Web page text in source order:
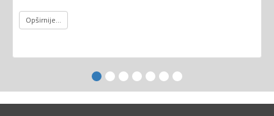
Opširnije...